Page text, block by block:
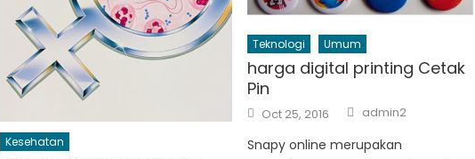
Kesehatan
Teknologi Umum
harga digital printing Cetak
Pin
Posted
on
Oct 25, 2016 Author
admin2
Snapy online merupakan